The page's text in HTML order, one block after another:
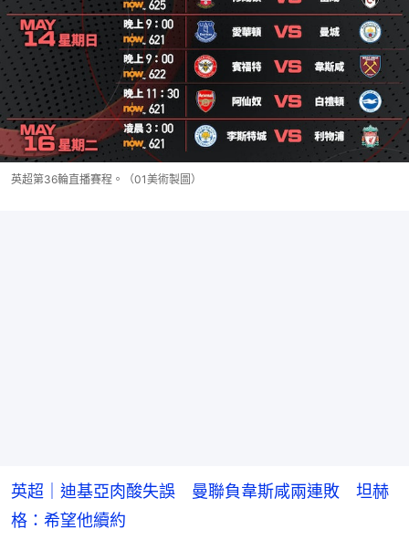
英超第36輪直播賽程。（01美術製圖）
英超｜迪基亞肉酸失誤 曼聯負韋斯咸兩連敗 坦赫
格：希望他續約